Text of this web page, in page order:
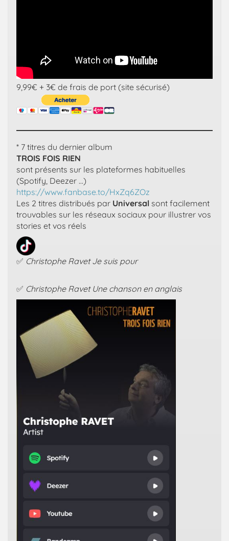
9,99€ + 3€ de frais de port (site sécurisé)
* 7 titres du dernier album
TROIS FOIS RIEN
sont présents sur les plateformes habituelles
(Spotify, Deezer …)
https://www.fanbase.to/HxZq6ZOz
Les 2 titres distribués par Universal sont facilement
trouvables sur les réseaux sociaux pour illustrer vos
stories et vos réels
✅ Christophe Ravet Je suis pour
✅ Christophe Ravet Une chanson en anglais